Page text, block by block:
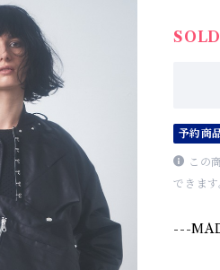
予約商
この
できます
---